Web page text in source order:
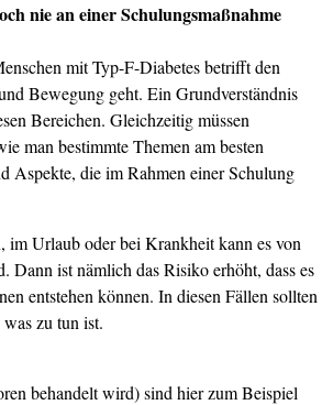
nie an einer Schulungsmaßnahme
mit Typ-F-Diabetes betrifft den
Bewegung geht. Ein Grundverständnis
Bereichen. Gleichzeitig müssen
man bestimmte Themen am besten
Aspekte, die im Rahmen einer Schulung
im Urlaub oder bei Krankheit kann es von
Dann ist nämlich das Risiko erhöht, dass es
entstehen können. In diesen Fällen sollten
zu tun ist.
behandelt wird) sind hier zum Beispiel